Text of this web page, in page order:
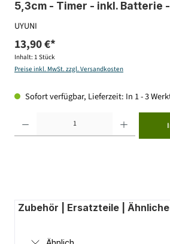
5,3cm - Timer - inkl. Batterie
UYUNI
13,90 €*
Inhalt: 1 Stück
Preise inkl. MwSt. zzgl. Versandkosten
Sofort verfügbar, Lieferzeit: In 1 - 3
Zubehör | Ersatzteile |